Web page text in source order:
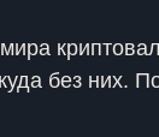
без них.